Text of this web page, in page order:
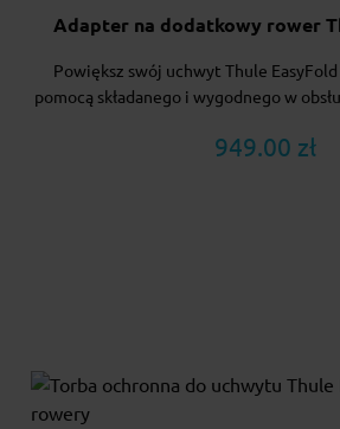
Adapter na dodatkowy rower
Powiększ swój uchwyt Thule
pomocą składanego i wygodnego w
949.00 zł